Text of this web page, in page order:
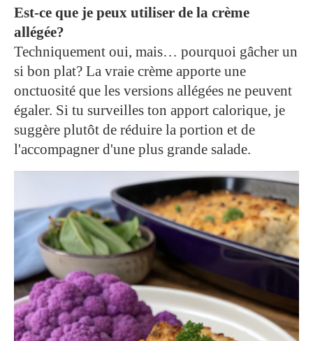
Est-ce que je peux utiliser de la crème
allégée?
Techniquement oui, mais… pourquoi gâcher un
si bon plat? La vraie crème apporte une
onctuosité que les versions allégées ne peuvent
égaler. Si tu surveilles ton apport calorique, je
suggère plutôt de réduire la portion et de
l'accompagner d'une plus grande salade.